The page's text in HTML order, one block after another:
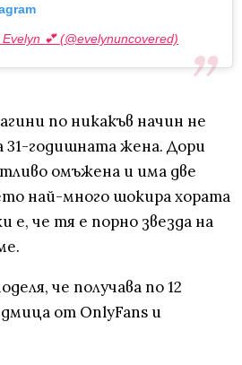
💕 (@evelynuncovered)
по никакъв начин не
31-годишната жена. Дори
омъжена и има две
най-много шокира хората
е, че тя е порно звезда на
че получава по 12
от OnlyFans и